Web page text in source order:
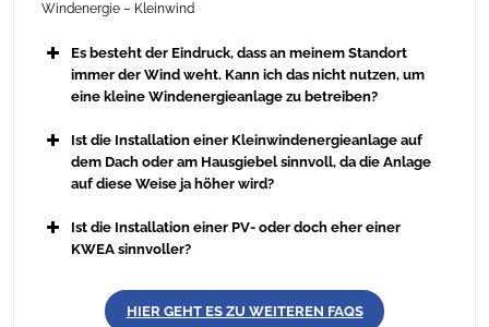
Windenergie – Kleinwind
Es besteht der Eindruck, dass an meinem Standort
immer der Wind weht. Kann ich das nicht nutzen, um
eine kleine Windenergieanlage zu betreiben?
Ist die Installation einer Kleinwindenergieanlage auf
dem Dach oder am Hausgiebel sinnvoll, da die Anlage
auf diese Weise ja höher wird?
Ist die Installation einer PV- oder doch eher einer
KWEA sinnvoller?
HIER GEHT ES ZU WEITEREN FAQS